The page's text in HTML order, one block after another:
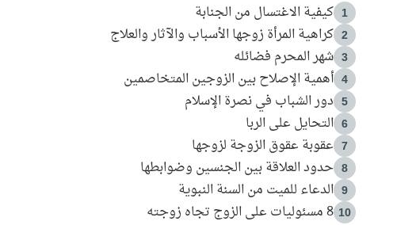
1 كيفية الاغتسال من الجنابة
2 كراهية المرأة زوجها الأسباب والآثار والعلاج
3 شهر المحرم فضائله
4 أهمية الإصلاح بين الزوجين المتخاصمين
5 دور الشباب في نصرة الإسلام
6 التحايل على الربا
7 عقوبة عقوق الزوجة لزوجها
8 حدود العلاقة بين الجنسين وضوابطها
9 الدعاء للميت من السنة النبوية
10 8 مسئوليات على الزوج تجاه زوجته